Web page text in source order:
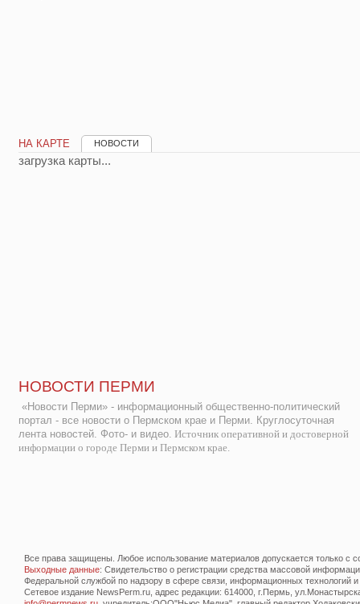
НА КАРТЕ НОВОСТИ
загрузка карты...
НОВОСТИ ПЕРМИ
«Новости Перми» - информационный общественно-политический
портал - все новости о Пермском крае и Перми. Круглосуточная
лента новостей. Фото- и видео. Источник оперативной и достоверной
информации о городе Перми и Пермском крае.
Все права защищены. Любое использование материалов допускается только с
Выходные данные: Свидетельство о регистрации средства массовой
Федеральной службой по надзору в сфере связи, информационных технологий
Сетевое издание NewsPerm.ru, адрес редакции: 614000, г.Пермь,